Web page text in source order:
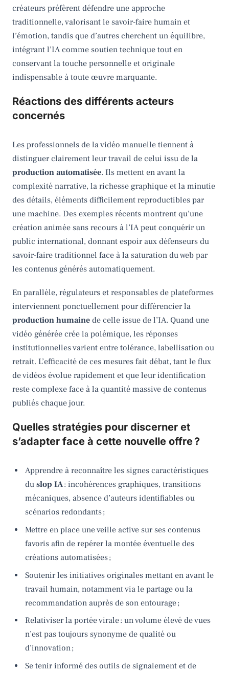
créateurs préfèrent défendre une approche
traditionnelle, valorisant le savoir-faire humain et
l’émotion, tandis que d’autres cherchent un équilibre,
intégrant l’IA comme soutien technique tout en
conservant la touche personnelle et originale
indispensable à toute œuvre marquante.
Réactions des différents acteurs
concernés
Les professionnels de la vidéo manuelle tiennent à
distinguer clairement leur travail de celui issu de la
production automatisée. Ils mettent en avant la
complexité narrative, la richesse graphique et la minutie
des détails, éléments difficilement reproductibles par
une machine. Des exemples récents montrent qu’une
création animée sans recours à l’IA peut conquérir un
public international, donnant espoir aux défenseurs du
savoir-faire traditionnel face à la saturation du web par
les contenus générés automatiquement.
En parallèle, régulateurs et responsables de plateformes
interviennent ponctuellement pour différencier la
production humaine de celle issue de l’IA. Quand une
vidéo générée crée la polémique, les réponses
institutionnelles varient entre tolérance, labellisation ou
retrait. L’efficacité de ces mesures fait débat, tant le flux
de vidéos évolue rapidement et que leur identification
reste complexe face à la quantité massive de contenus
publiés chaque jour.
Quelles stratégies pour discerner et
s’adapter face à cette nouvelle offre ?
Apprendre à reconnaître les signes caractéristiques
du slop IA: incohérences graphiques, transitions
mécaniques, absence d’auteurs identifiables ou
scénarios redondants ;
Mettre en place une veille active sur ses contenus
favoris afin de repérer la montée éventuelle des
créations automatisées ;
Soutenir les initiatives originales mettant en avant le
travail humain, notamment via le partage ou la
recommandation auprès de son entourage ;
Relativiser la portée virale : un volume élevé de vues
n’est pas toujours synonyme de qualité ou
d’innovation ;
Se tenir informé des outils de signalement et de